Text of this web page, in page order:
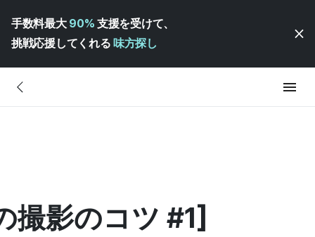
手数料最大 90% 支援を受けて、
挑戦応援してくれる 味方探し
撮影のコツ #1]